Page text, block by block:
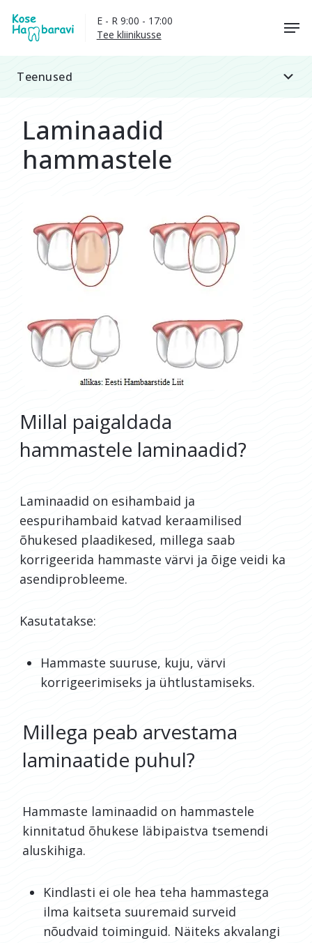
E - R 9:00 - 17:00
Tee kliinikusse
Teenused
Laminaadid
hammastele
Millal paigaldada
hammastele laminaadid?
Laminaadid on esihambaid ja
eespurihambaid katvad keraamilised
õhukesed plaadikesed, millega saab
korrigeerida hammaste värvi ja õige veidi ka
asendiprobleeme.
Kasutatakse:
Hammaste suuruse, kuju, värvi
korrigeerimiseks ja ühtlustamiseks.
Millega peab arvestama
laminaatide puhul?
Hammaste laminaadid on hammastele
kinnitatud õhukese läbipaistva tsemendi
aluskihiga.
Kindlasti ei ole hea teha hammastega
ilma kaitseta suuremaid surveid
nõudvaid toiminguid. Näiteks akvalangi